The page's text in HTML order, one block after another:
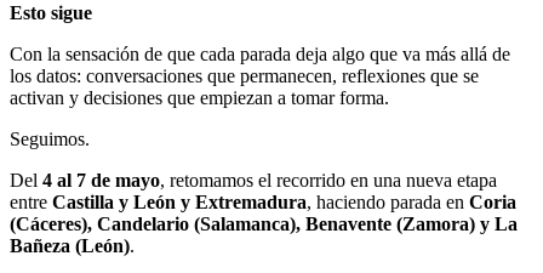
Esto sigue
Con la sensación de que cada parada deja algo que va más allá de
los datos: conversaciones que permanecen, reflexiones que se
activan y decisiones que empiezan a tomar forma.
Seguimos.
Del 4 al 7 de mayo, retomamos el recorrido en una nueva etapa
entre Castilla y León y Extremadura, haciendo parada en Coria
(Cáceres), Candelario (Salamanca), Benavente (Zamora) y La
Bañeza (León).